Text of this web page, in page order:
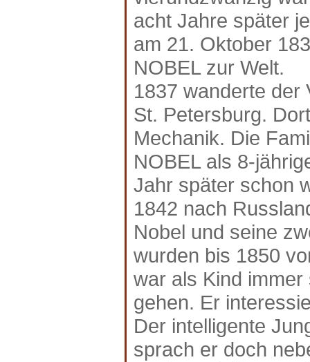
acht Jahre später
am 21. Oktober
NOBEL zur Welt.
1837 wanderte der
St. Petersburg.
Mechanik. Die
NOBEL als 8-
Jahr später schon
1842 nach
Nobel und seine
wurden bis 1850
war als Kind
gehen. Er
Der intelligente
sprach er doch